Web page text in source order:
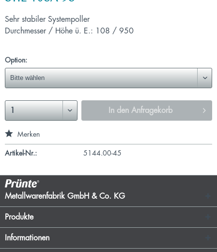
Sehr stabiler Systempoller
Durchmesser / Höhe ü. E.: 108 / 950
Option:
In den Anfragekorb
Merken
Artikel-Nr.: 5144.00-45
Metallwarenfabrik GmbH & Co. KG
Produkte
Informationen